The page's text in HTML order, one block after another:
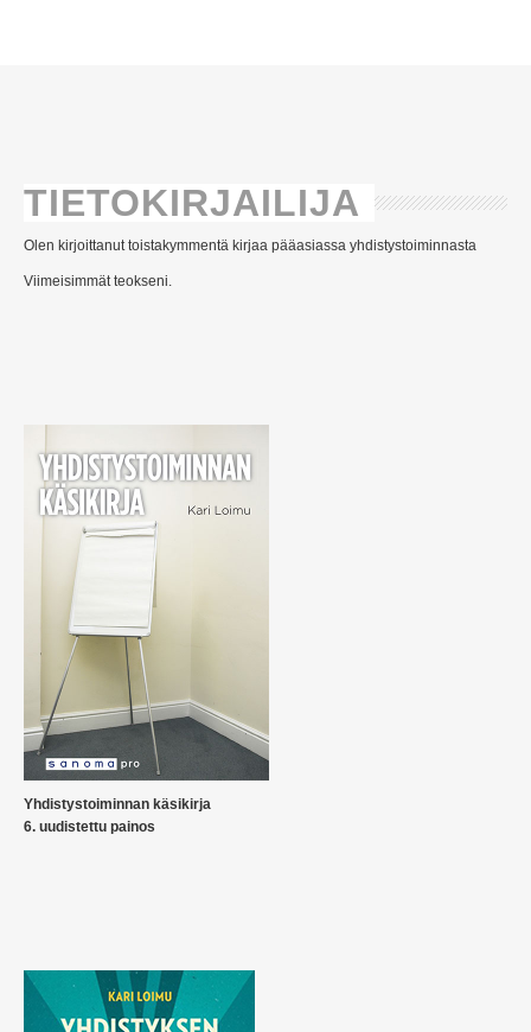
TIETOKIRJAILIJA
Olen kirjoittanut toistakymmentä kirjaa pääasiassa yhdistystoiminnasta
Viimeisimmät teokseni.
Yhdistystoiminnan käsikirja
6. uudistettu painos